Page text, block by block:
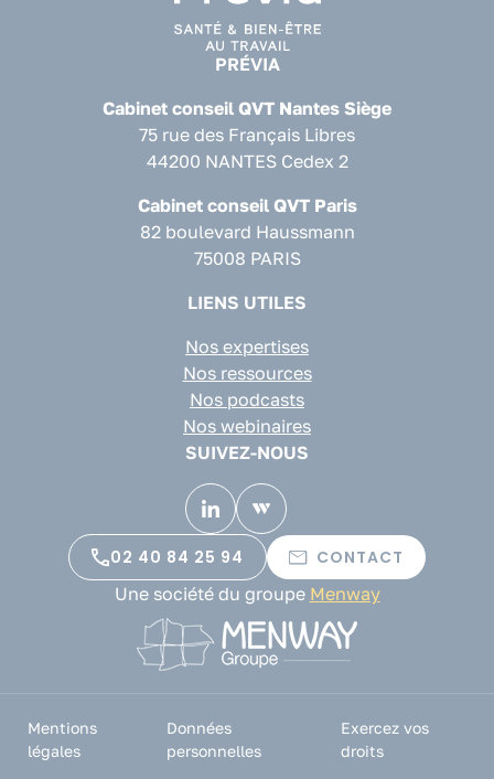
PRÉVIA
Cabinet conseil QVT Nantes Siège
75 rue des Français Libres
44200 NANTES Cedex 2
Cabinet conseil QVT Paris
82 boulevard Haussmann
75008 PARIS
LIENS UTILES
Nos expertises
Nos ressources
Nos podcasts
Nos webinaires
SUIVEZ-NOUS
02 40 84 25 94
CONTACT
Une société du groupe Menway
Mentions
légales
Données
personnelles
Exercez vos
droits